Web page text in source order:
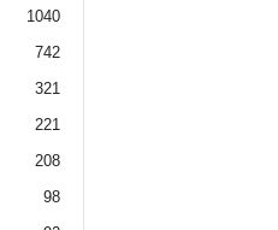
1040
742
321
221
208
98